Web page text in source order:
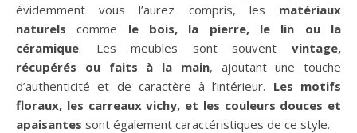
évidemment vous l’aurez compris, les matériaux
naturels comme le bois, la pierre, le lin ou la
céramique. Les meubles sont souvent vintage,
récupérés ou faits à la main, ajoutant une touche
d’authenticité et de caractère à l’intérieur. Les motifs
floraux, les carreaux vichy, et les couleurs douces et
apaisantes sont également caractéristiques de ce style.